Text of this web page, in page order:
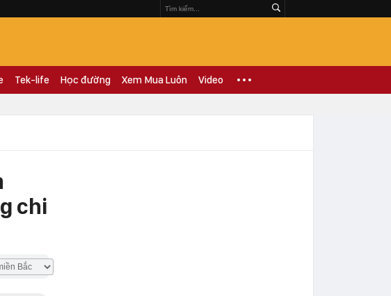
Tek-life Học đường Xem Mua Luôn Video
chi